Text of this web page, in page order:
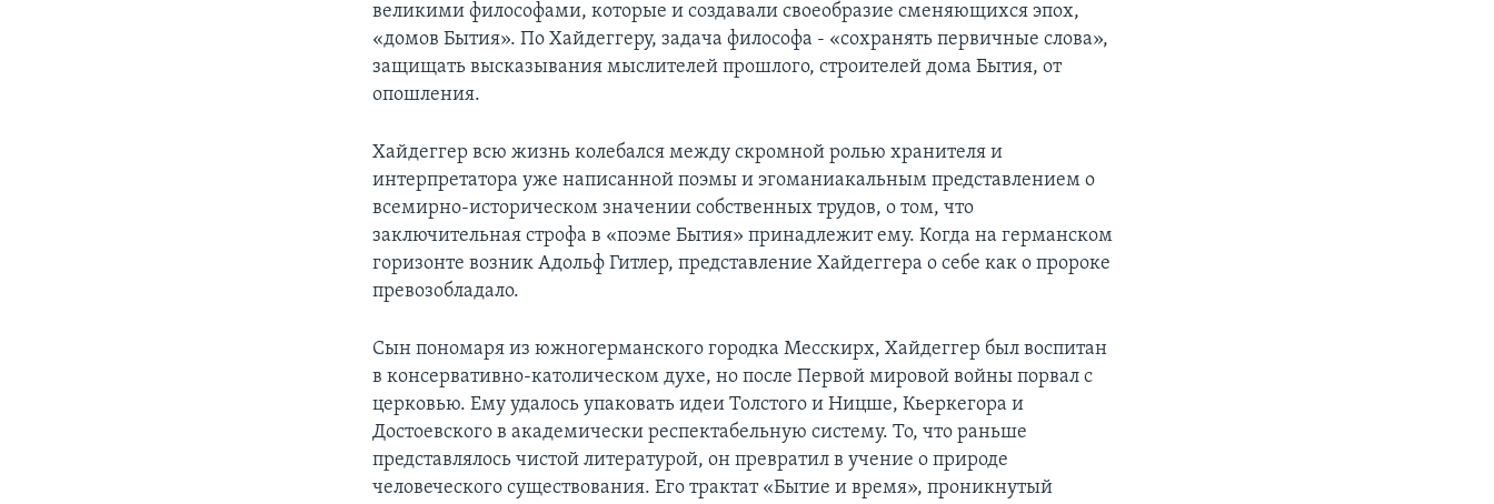
великими философами, которые и создавали своеобразие сменяющихся эпох,
«домов Бытия». По Хайдеггеру, задача философа - «сохранять первичные слова»,
защищать высказывания мыслителей прошлого, строителей дома Бытия, от
опошления.
Хайдеггер всю жизнь колебался между скромной ролью хранителя и
интерпретатора уже написанной поэмы и эгоманиакальным представлением о
всемирно-историческом значении собственных трудов, о том, что
заключительная строфа в «поэме Бытия» принадлежит ему. Когда на германском
горизонте возник Адольф Гитлер, представление Хайдеггера о себе как о пророке
превозобладало.
Сын пономаря из южногерманского городка Месскирх, Хайдеггер был воспитан
в консервативно-католическом духе, но после Первой мировой войны порвал с
церковью. Ему удалось упаковать идеи Толстого и Ницше, Кьеркегора и
Достоевского в академически респектабельную систему. То, что раньше
представлялось чистой литературой, он превратил в учение о природе
человеческого существования. Его трактат «Бытие и время», проникнутый